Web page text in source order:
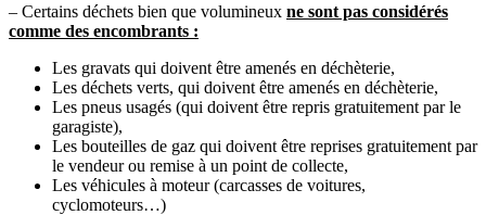
– Certains déchets bien que volumineux ne sont pas considérés
comme des encombrants :
Les gravats qui doivent être amenés en déchèterie,
Les déchets verts, qui doivent être amenés en déchèterie,
Les pneus usagés (qui doivent être repris gratuitement par le
garagiste),
Les bouteilles de gaz qui doivent être reprises gratuitement par
le vendeur ou remise à un point de collecte,
Les véhicules à moteur (carcasses de voitures,
cyclomoteurs…)